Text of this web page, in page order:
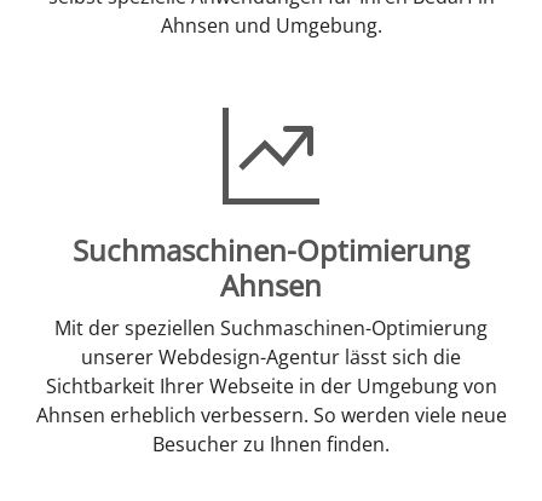
Ahnsen und Umgebung.
Suchmaschinen-Optimierung
Ahnsen
Mit der speziellen Suchmaschinen-Optimierung
unserer Webdesign-Agentur lässt sich die
Sichtbarkeit Ihrer Webseite in der Umgebung von
Ahnsen erheblich verbessern. So werden viele neue
Besucher zu Ihnen finden.